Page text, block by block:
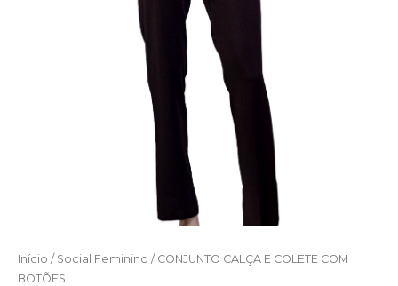
Início / Social Feminino / CONJUNTO CALÇA E COLETE COM
BOTÕES